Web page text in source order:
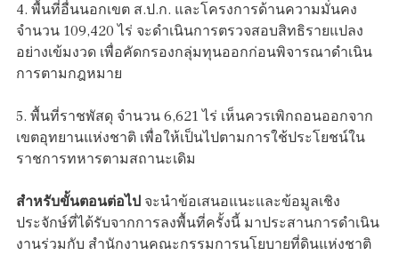
4. พื้นที่อื่นนอกเขต ส.ป.ก. และโครงการด้านความมั่นคง
จำนวน 109,420 ไร่ จะดำเนินการตรวจสอบสิทธิรายแปลง
อย่างเข้มงวด เพื่อคัดกรองกลุ่มทุนออกก่อนพิจารณาดำเนิน
การตามกฎหมาย
5. พื้นที่ราชพัสดุ จำนวน 6,621 ไร่ เห็นควรเพิกถอนออกจาก
เขตอุทยานแห่งชาติ เพื่อให้เป็นไปตามการใช้ประโยชน์ใน
ราชการทหารตามสถานะเดิม
สำหรับขั้นตอนต่อไป จะนำข้อเสนอแนะและข้อมูลเชิง
ประจักษ์ที่ได้รับจากการลงพื้นที่ครั้งนี้ มาประสานการดำเนิน
งานร่วมกับ สำนักงานคณะกรรมการนโยบายที่ดินแห่งชาติ